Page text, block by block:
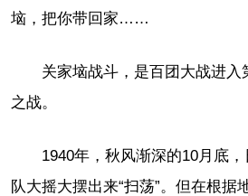
垴，把你带回家……
关家垴战斗，是百团大战进入
之战。
1940年，秋风渐深的10月底
队大摇大摆出来“扫荡”。但在根据